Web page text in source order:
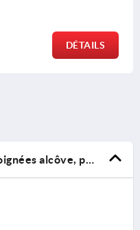
DÉTAILS
poignées profilées